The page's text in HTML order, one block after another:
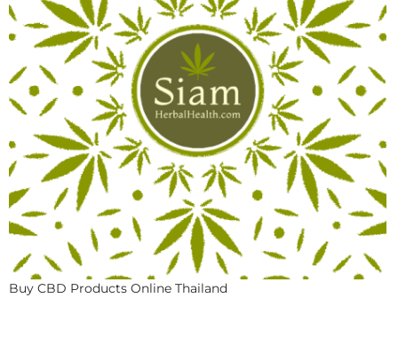
Buy CBD Products Online Thailand